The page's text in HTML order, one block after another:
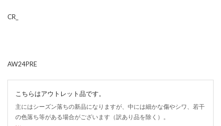
CR_
AW24PRE
こちらはアウトレット品です。
主にはシーズン落ちの新品になりますが、中には細かな傷やシワ、若干
の色落ち等がある場合がございます（訳あり品を除く）。